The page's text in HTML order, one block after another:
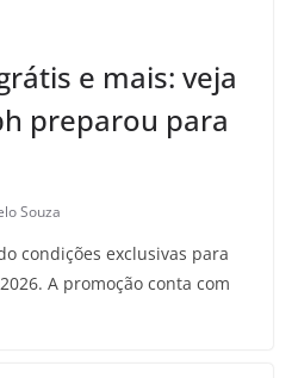
e mais: veja
preparou para
Souza
condições exclusivas para
A promoção conta com